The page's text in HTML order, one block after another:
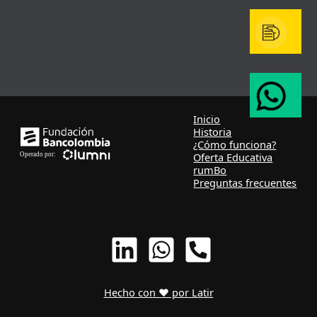
Inicio
Historia
¿Cómo funciona?
Oferta Educativa
rumBo
Preguntas frecuentes
Hecho con ❤ por Latir